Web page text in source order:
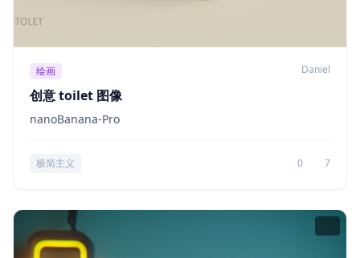
绘画 Daniel
创意 toilet 图像
nanoBanana-Pro
极简主义 0 7